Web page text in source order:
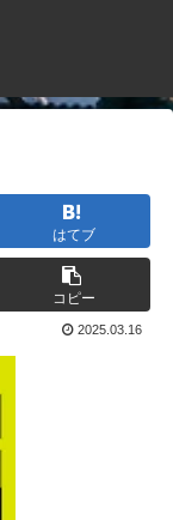
はてブ
コピー
2025.03.16